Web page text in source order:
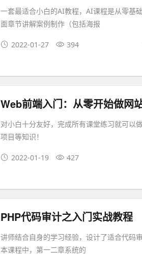
一套最适合小白的AI教程，AI课程是从零基
面章节讲解案例制作（包括海报
2022-01-27 394
Web前端入门：从零开始做网
对小白十分友好，完成所有课堂练习就可以
项目等知识！
2022-01-19 427
PHP代码审计之入门实战教程
讲师结合自身的学习经验，设计了适合代码
本课程中，第一二章系统的